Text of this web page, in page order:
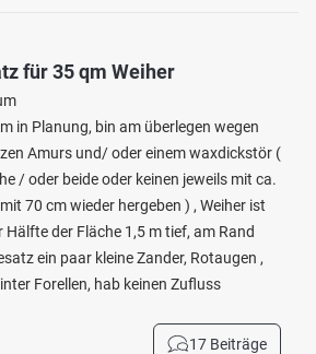
für 35 qm Weiher
in Planung, bin am überlegen wegen
Amurs und/ oder einem waxdickstör (
/ oder beide oder keinen jeweils mit ca.
70 cm wieder hergeben ) , Weiher ist
Hälfte der Fläche 1,5 m tief, am Rand
ein paar kleine Zander, Rotaugen ,
Forellen, hab keinen Zufluss
17 Beiträge